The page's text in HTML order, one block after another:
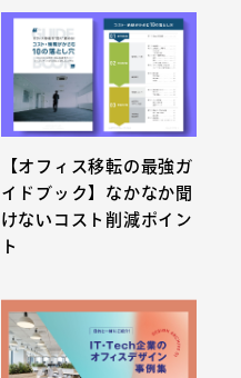
【オフィス移転の最強ガ
イドブック】なかなか聞
けないコスト削減ポイン
ト